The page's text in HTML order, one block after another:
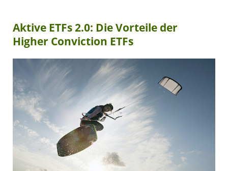
Aktive ETFs 2.0: Die Vorteile der
Higher Conviction ETFs